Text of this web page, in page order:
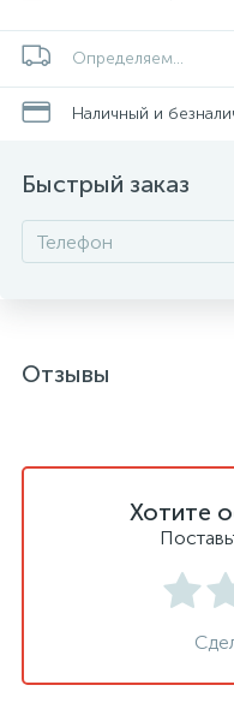
Определяем...
Наличный и
Быстрый заказ
Отзывы
Хотите